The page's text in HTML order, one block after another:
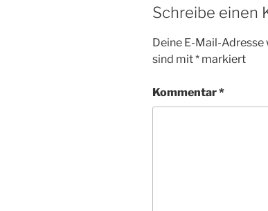
Schreibe einen
Deine E-Mail-
sind mit* markiert
Kommentar*